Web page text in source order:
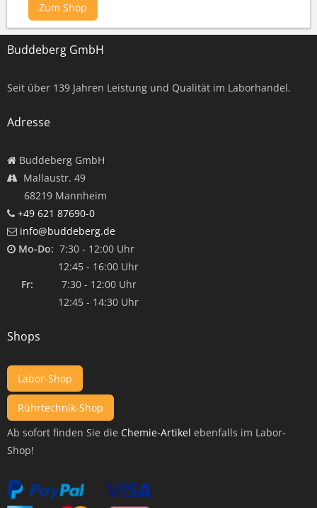
Zum Shop
Buddeberg GmbH
Seit über 139 Jahren Leistung und Qualität im Laborhandel.
Adresse
Buddeberg GmbH
Mallaustr. 49
68219 Mannheim
+49 621 87690-0
info@buddeberg.de
Mo-Do: 7:30 - 12:00 Uhr
12:45 - 16:00 Uhr
Fr: 7:30 - 12:00 Uhr
12:45 - 14:30 Uhr
Shops
Labor-Shop
Rührtechnik-Shop
Ab sofort finden Sie die Chemie-Artikel ebenfalls im Labor-
Shop!